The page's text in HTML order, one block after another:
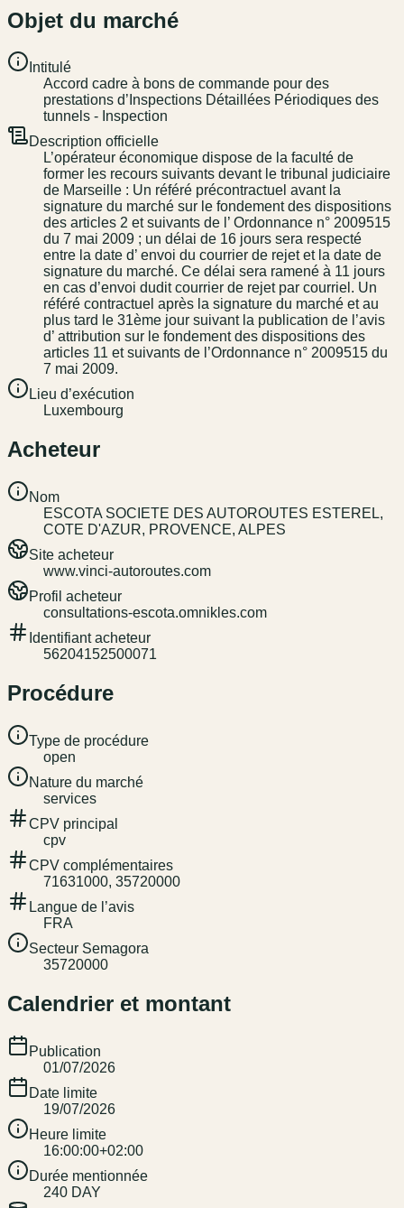
Objet du marché
Intitulé
Accord cadre à bons de commande pour des
prestations d’Inspections Détaillées Périodiques des
tunnels - Inspection
Description officielle
L’opérateur économique dispose de la faculté de
former les recours suivants devant le tribunal judiciaire
de Marseille : Un référé précontractuel avant la
signature du marché sur le fondement des dispositions
des articles 2 et suivants de l’ Ordonnance n° 2009515
du 7 mai 2009 ; un délai de 16 jours sera respecté
entre la date d’ envoi du courrier de rejet et la date de
signature du marché. Ce délai sera ramené à 11 jours
en cas d’envoi dudit courrier de rejet par courriel. Un
référé contractuel après la signature du marché et au
plus tard le 31ème jour suivant la publication de l’avis
d’ attribution sur le fondement des dispositions des
articles 11 et suivants de l’Ordonnance n° 2009515 du
7 mai 2009.
Lieu d’exécution
Luxembourg
Acheteur
Nom
ESCOTA SOCIETE DES AUTOROUTES ESTEREL,
COTE D'AZUR, PROVENCE, ALPES
Site acheteur
www.vinci-autoroutes.com
Profil acheteur
consultations-escota.omnikles.com
Identifiant acheteur
56204152500071
Procédure
Type de procédure
open
Nature du marché
services
CPV principal
cpv
CPV complémentaires
71631000, 35720000
Langue de l’avis
FRA
Secteur Semagora
35720000
Calendrier et montant
Publication
01/07/2026
Date limite
19/07/2026
Heure limite
16:00:00+02:00
Durée mentionnée
240 DAY